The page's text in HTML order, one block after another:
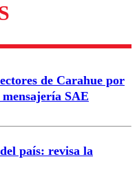
Enviar comentario
de Carahue por
SAE
país: revisa la